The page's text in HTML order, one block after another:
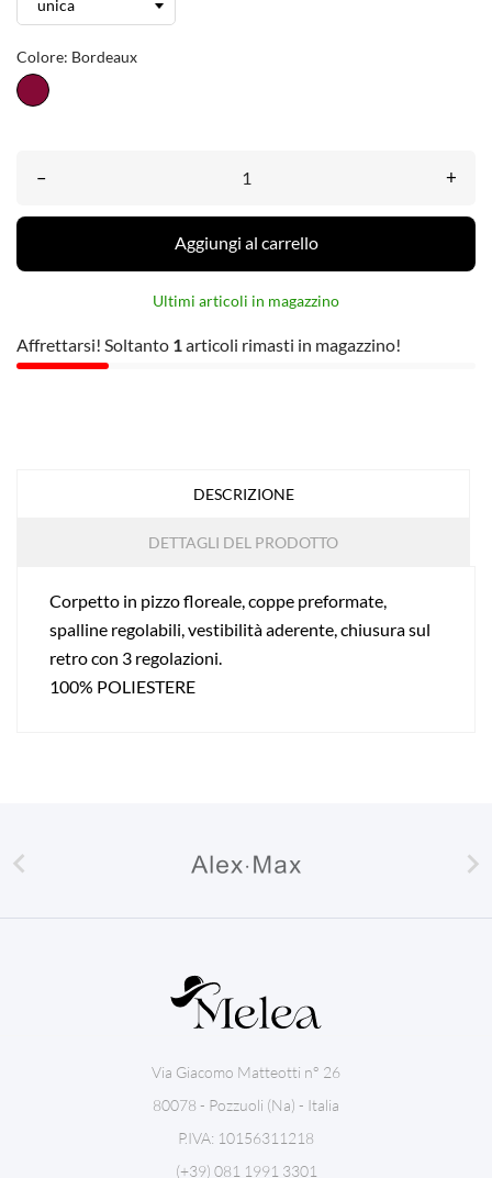
Colore: Bordeaux
Bordeaux
– +
Aggiungi al carrello
Ultimi articoli in magazzino
Affrettarsi! Soltanto 1 articoli rimasti in magazzino!
DESCRIZIONE
DETTAGLI DEL PRODOTTO
Corpetto in pizzo floreale, coppe preformate,
spalline regolabili, vestibilità aderente, chiusura sul
retro con 3 regolazioni.
100% POLIESTERE
 
Via Giacomo Matteotti n° 26
80078 - Pozzuoli (Na) - Italia
P.IVA: 10156311218
(+39) 081 1991 3301